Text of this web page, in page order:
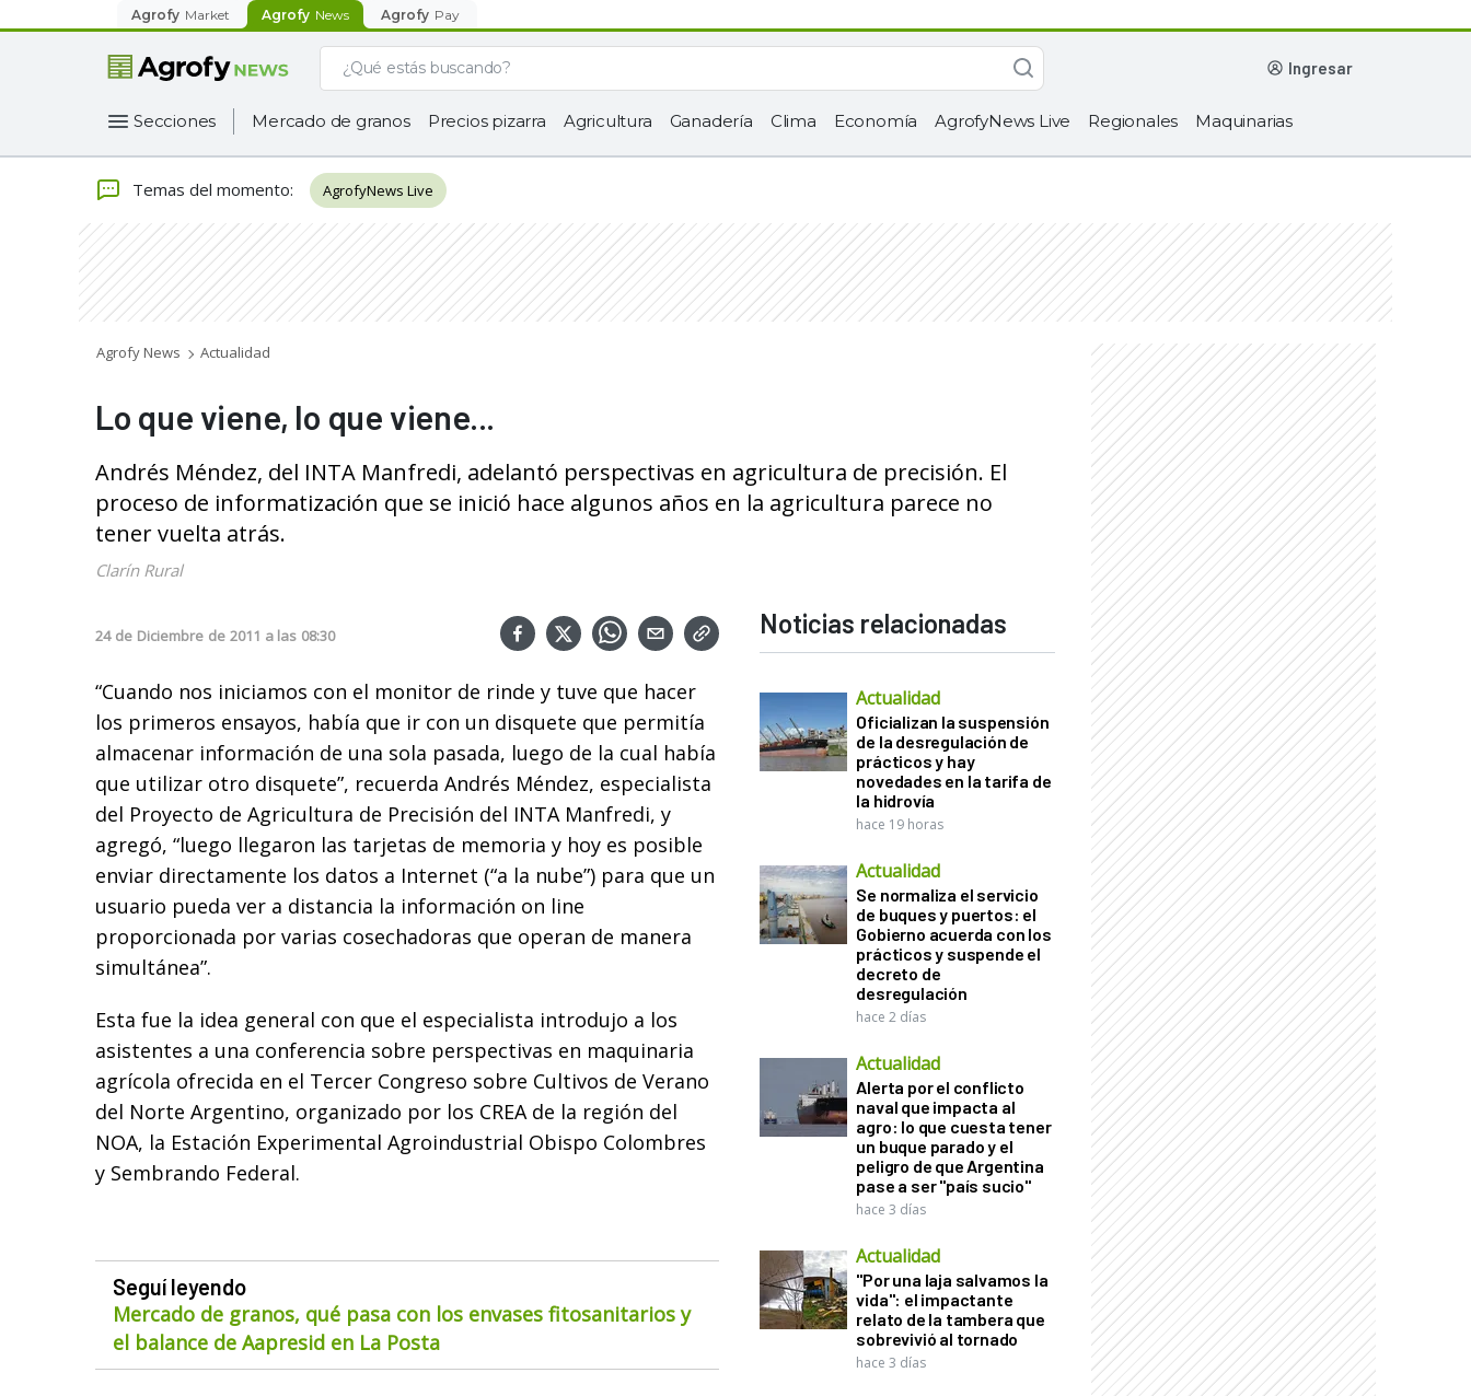
Agrofy Market Agrofy News Agrofy Pay
ingresar
Secciones Mercado de granos Precios pizarra Agricultura Ganadería Clima Economía AgrofyNews Live Regionales Maquinarias
Temas del momento: AgrofyNews Live
Agrofy News Actualidad
Lo que viene, lo que viene...
Andrés Méndez, del INTA Manfredi, adelantó perspectivas en agricultura de precisión. El
proceso de informatización que se inició hace algunos años en la agricultura parece no
tener vuelta atrás.
Clarín Rural
24 de Diciembre de 2011 a las 08:30
“Cuando nos iniciamos con el monitor de rinde y tuve que hacer
los primeros ensayos, había que ir con un disquete que permitía
almacenar información de una sola pasada, luego de la cual había
que utilizar otro disquete”, recuerda Andrés Méndez, especialista
del Proyecto de Agricultura de Precisión del INTA Manfredi, y
agregó, “luego llegaron las tarjetas de memoria y hoy es posible
enviar directamente los datos a Internet (“a la nube”) para que un
usuario pueda ver a distancia la información on line
proporcionada por varias cosechadoras que operan de manera
simultánea”.
Esta fue la idea general con que el especialista introdujo a los
asistentes a una conferencia sobre perspectivas en maquinaria
agrícola ofrecida en el Tercer Congreso sobre Cultivos de Verano
del Norte Argentino, organizado por los CREA de la región del
NOA, la Estación Experimental Agroindustrial Obispo Colombres
y Sembrando Federal.
Seguí leyendo
Mercado de granos, qué pasa con los envases fitosanitarios y
el balance de Aapresid en La Posta
Noticias relacionadas
Actualidad
Oficializan la suspensión
de la desregulación de
prácticos y hay
novedades en la tarifa de
la hidrovía
hace 19 horas
Actualidad
Se normaliza el servicio
de buques y puertos: el
Gobierno acuerda con los
prácticos y suspende el
decreto de
desregulación
hace 2 días
Actualidad
Alerta por el conflicto
naval que impacta al
agro: lo que cuesta tener
un buque parado y el
peligro de que Argentina
pase a ser "país sucio"
hace 3 días
Actualidad
"Por una laja salvamos la
vida": el impactante
relato de la tambera que
sobrevivió al tornado
hace 3 días